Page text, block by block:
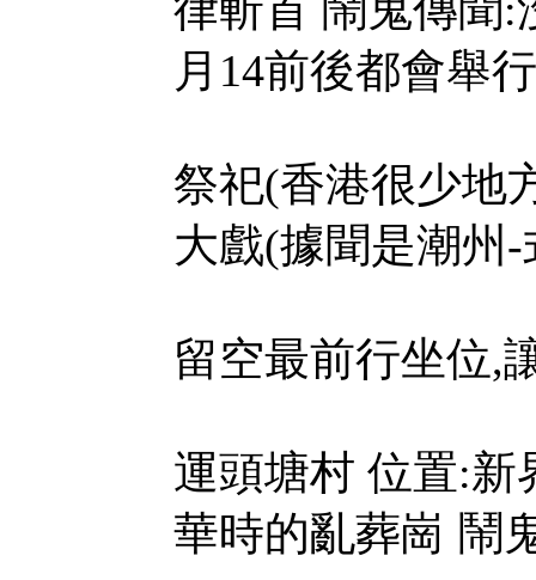
月14前後都會舉
祭祀(香港很少地
大戲(據聞是潮州
留空最前行坐位,
運頭塘村 位置:新
華時的亂葬崗 鬧